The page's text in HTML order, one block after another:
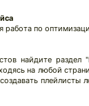
работа по
найдите
на любой
плейлисты